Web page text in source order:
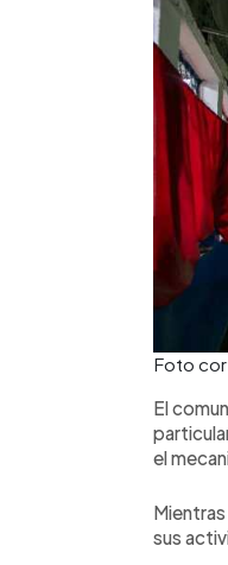
Foto
El
el
sus